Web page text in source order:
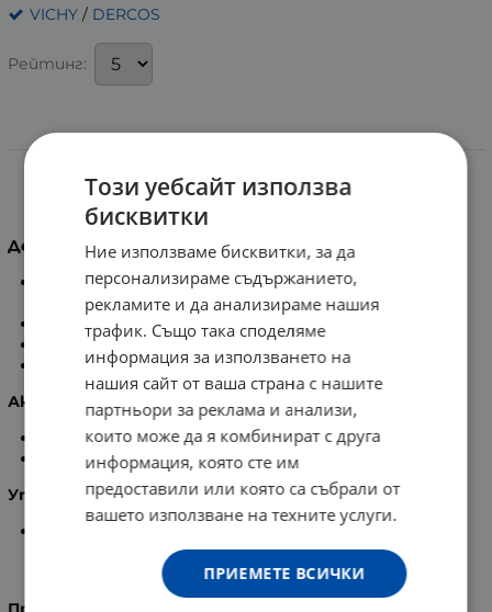
VICHY / DERCOS
Рейтинг:
Виши Деркос Шампоан против пърхот за
чувствителен скалп 200 мл.
Действие:
Успокоява чувствителния сърбеж на скалпа при
пърхот.
Премахва пърхота при мъже и жени.
Без сулфати, оцветители и парабени!
Продължително 6-седмично действие.
Активни съставки:
Piroctone Olamine -регулира десквламацията.
Bisabolol- упокоява скалпа.
Употреба:
Нанесете върху влажна коса и оставете да
подейства за няколко минути, след което
Този уебсайт използва
бисквитки
Ние използваме бисквитки, за да
персонализираме съдържанието,
рекламите и да анализираме нашия
трафик. Също така споделяме
информация за използването на
нашия сайт от ваша страна с нашите
партньори за реклама и анализи,
които може да я комбинират с друга
информация, която сте им
предоставили или която са събрали от
вашето използване на техните услуги.
ПРИЕМЕТЕ ВСИЧКИ